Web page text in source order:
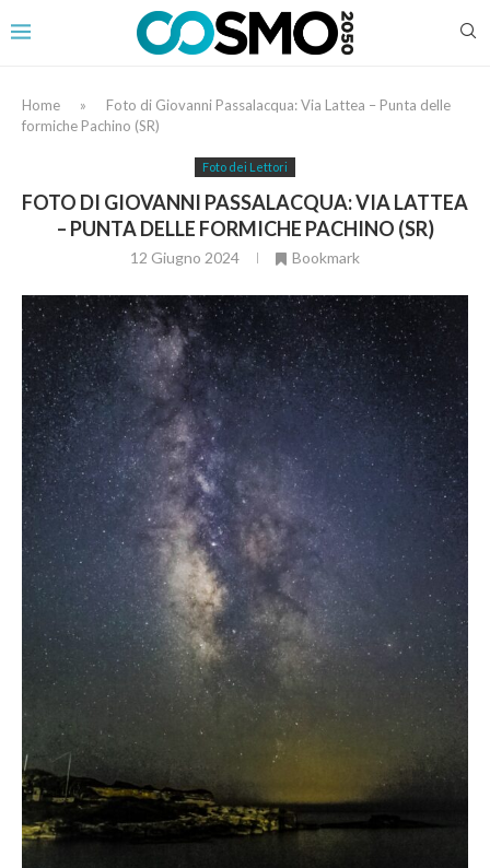
Home »
Foto di Giovanni Passalacqua: Via Lattea – Punta delle
formiche Pachino (SR)
Foto dei Lettori
FOTO DI GIOVANNI PASSALACQUA: VIA LATTEA
– PUNTA DELLE FORMICHE PACHINO (SR)
12 Giugno 2024 Bookmark